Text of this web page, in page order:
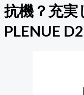
抗機？充実
PLENUE D2